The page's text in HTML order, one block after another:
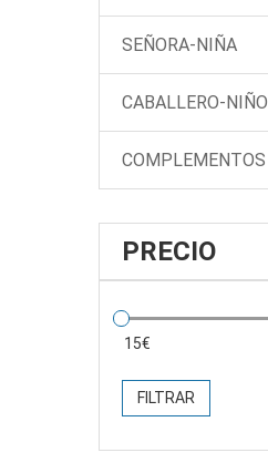
SEÑORA-NIÑA
CABALLERO-NIÑO
COMPLEMENTOS
PRECIO
FILTRAR